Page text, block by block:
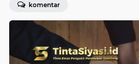
komentar